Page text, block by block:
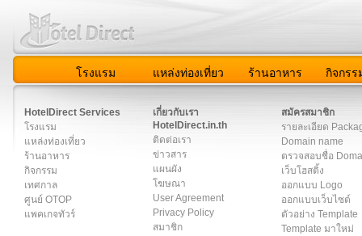
โรงแรม แหล่งท่องเที่ยว ร้านอาหาร กิจกรร
HotelDirect Services
โรงแรม
แหล่งท่องเที่ยว
ร้านอาหาร
กิจกรรม
เทศกาล
ศูนย์ OTOP
แพคเกจทัวร์
เกี่ยวกับเรา
HotelDirect.in.th
ติดต่อเรา
ข่าวสาร
แผนผัง
โฆษณา
User Agreement
Privacy Policy
สมาชิก
สมัครสมาชิก
รายละเอียด
Domain name
ตรวจสอบชื่อ
เว็บโฮสติ้ง
ออกแบบ Logo
ออกแบบเว็บไซต์
ตัวอย่าง Template
Template มาใหม่